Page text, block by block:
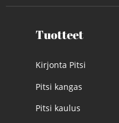
Tuotteet
Kirjonta Pitsi
Pitsi kangas
Pitsi kaulus